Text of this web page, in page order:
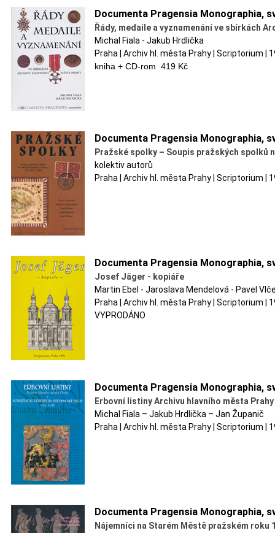
Documenta Pragensia Monographia,
Řády, medaile a vyznamenání ve sbírkách
Michal Fiala - Jakub Hrdlička
Praha | Archiv hl. města Prahy | Scriptorium |
kniha + CD-rom 419 Kč
Documenta Pragensia Monographia,
Pražské spolky – Soupis pražských spolků
kolektiv autorů
Praha | Archiv hl. města Prahy | Scriptorium |
Documenta Pragensia Monographia,
Josef Jäger - kopiáře
Martin Ebel - Jaroslava Mendelová - Pavel
Praha | Archiv hl. města Prahy | Scriptorium |
VYPRODÁNO
Documenta Pragensia Monographia,
Erbovní listiny Archivu hlavního města Prahy
Michal Fiala – Jakub Hrdlička – Jan Županič
Praha | Archiv hl. města Prahy | Scriptorium |
Documenta Pragensia Monographia,
Nájemníci na Starém Městě pražském roku